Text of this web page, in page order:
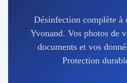
Désinfection complète à
Yvonand. Vos photos de
documents et vos
Protection